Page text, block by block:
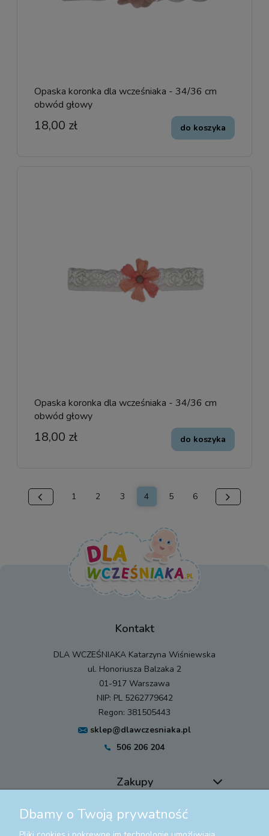
Opaska koronka dla wcześniaka - 34/36 cm
obwód głowy
18,00 zł do koszyka
Opaska koronka dla wcześniaka - 34/36 cm
obwód głowy
18,00 zł do koszyka
1 2 3 4 5 6
Kontakt
DLA WCZEŚNIAKA Katarzyna Wiśniewska
ul. Honoriusza Balzaka 2
01-917 Warszawa
NIP: PL 5262779642
Regon: 381505443
sklep@dlawczesniaka.pl
506 206 204
Zakupy
Pomoc
Dbamy o Twoją prywatność